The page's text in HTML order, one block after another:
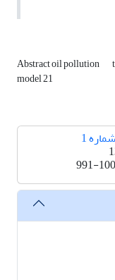
Abstract oil pollution
model 21
991-